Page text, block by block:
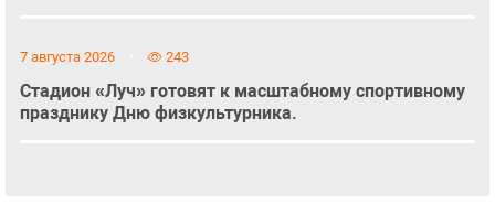
7 августа 2026 243
Стадион «Луч» готовят к масштабному спортивному
празднику Дню физкультурника.